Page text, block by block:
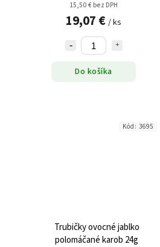
15,50 € bez DPH
19,07 € / ks
Do košíka
Trubičky ovocné jablko
polomáčané karob 24g
Kód: 3695